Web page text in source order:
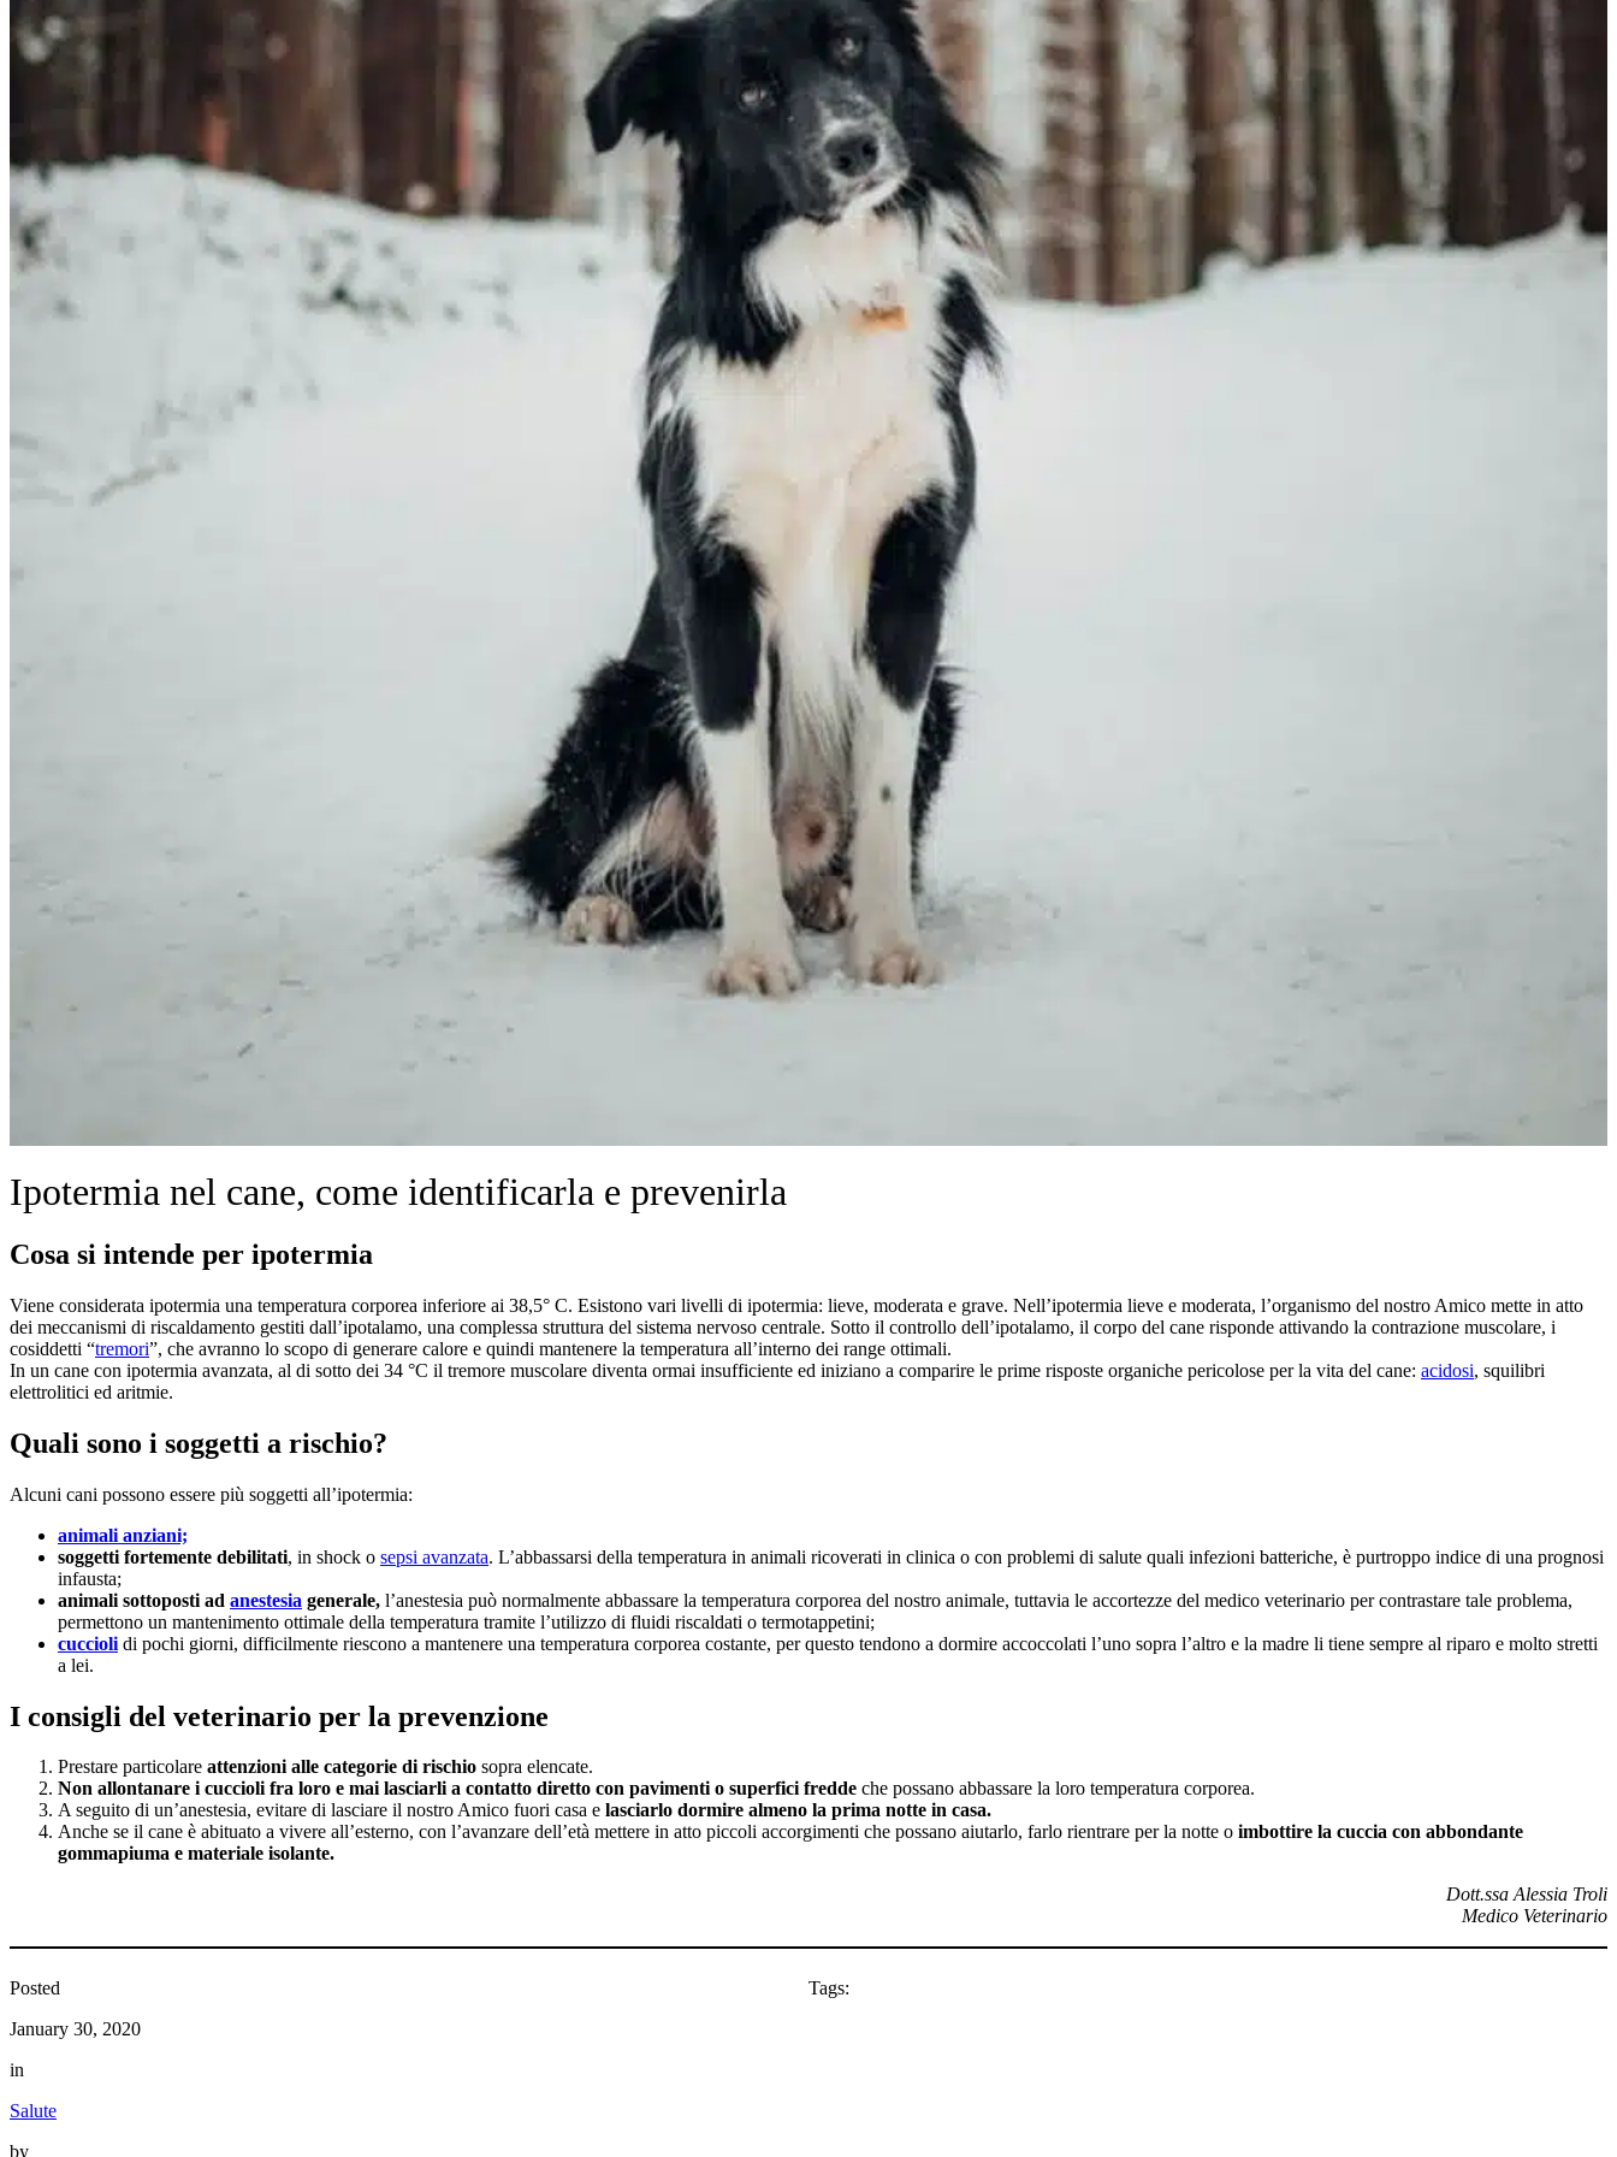
Ipotermia nel cane, come identificarla e prevenirla
Cosa si intende per ipotermia
Viene considerata ipotermia una temperatura corporea inferiore ai 38,5° C. Esistono vari livelli di ipotermia: lieve, moderata e grave. Nell’ipotermia lieve e moderata, l’organismo del nostro Amico mette in atto
dei meccanismi di riscaldamento gestiti dall’ipotalamo, una complessa struttura del sistema nervoso centrale. Sotto il controllo dell’ipotalamo, il corpo del cane risponde attivando la contrazione muscolare, i
cosiddetti “tremori”, che avranno lo scopo di generare calore e quindi mantenere la temperatura all’interno dei range ottimali.
In un cane con ipotermia avanzata, al di sotto dei 34 °C il tremore muscolare diventa ormai insufficiente ed iniziano a comparire le prime risposte organiche pericolose per la vita del cane: acidosi, squilibri
elettrolitici ed aritmie.
Quali sono i soggetti a rischio?
Alcuni cani possono essere più soggetti all’ipotermia:
animali anziani;
soggetti fortemente debilitati, in shock o sepsi avanzata. L’abbassarsi della temperatura in animali ricoverati in clinica o con problemi di salute quali infezioni batteriche, è purtroppo indice di una prognosi
infausta;
animali sottoposti ad anestesia generale, l’anestesia può normalmente abbassare la temperatura corporea del nostro animale, tuttavia le accortezze del medico veterinario per contrastare tale problema,
permettono un mantenimento ottimale della temperatura tramite l’utilizzo di fluidi riscaldati o termotappetini;
cuccioli di pochi giorni, difficilmente riescono a mantenere una temperatura corporea costante, per questo tendono a dormire accoccolati l’uno sopra l’altro e la madre li tiene sempre al riparo e molto stretti
a lei.
I consigli del veterinario per la prevenzione
Prestare particolare attenzioni alle categorie di rischio sopra elencate.
Non allontanare i cuccioli fra loro e mai lasciarli a contatto diretto con pavimenti o superfici fredde che possano abbassare la loro temperatura corporea.
A seguito di un’anestesia, evitare di lasciare il nostro Amico fuori casa e lasciarlo dormire almeno la prima notte in casa.
Anche se il cane è abituato a vivere all’esterno, con l’avanzare dell’età mettere in atto piccoli accorgimenti che possano aiutarlo, farlo rientrare per la notte o imbottire la cuccia con abbondante
gommapiuma e materiale isolante.
Dott.ssa Alessia Troli
Medico Veterinario
Posted
January 30, 2020
in
Salute
by
Tags: